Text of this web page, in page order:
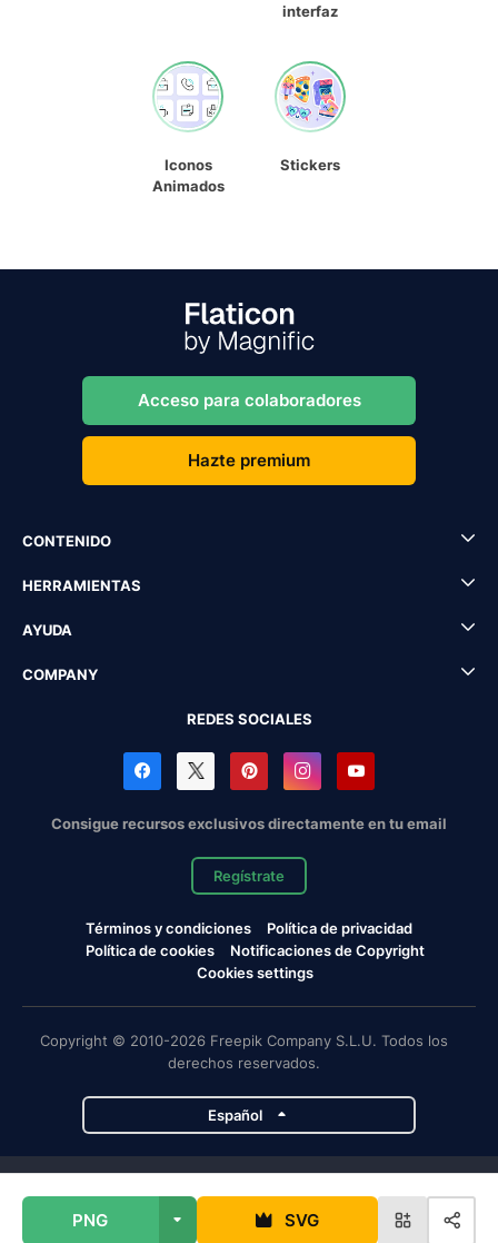
PNG SVG
interfaz
Iconos
Animados
Stickers
Acceso para colaboradores
Hazte premium
CONTENIDO
HERRAMIENTAS
AYUDA
COMPANY
REDES SOCIALES
Consigue recursos exclusivos directamente en tu email
Regístrate
Términos y condiciones
Política de privacidad
Política de cookies
Notificaciones de Copyright
Cookies settings
Copyright © 2010-2026 Freepik Company S.L.U. Todos los
derechos reservados.
Español
Flaticon Slidesgo